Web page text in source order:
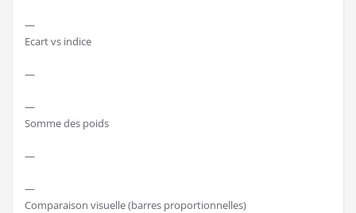
—
Ecart vs indice
—
—
Somme des poids
—
—
Comparaison visuelle (barres proportionnelles)